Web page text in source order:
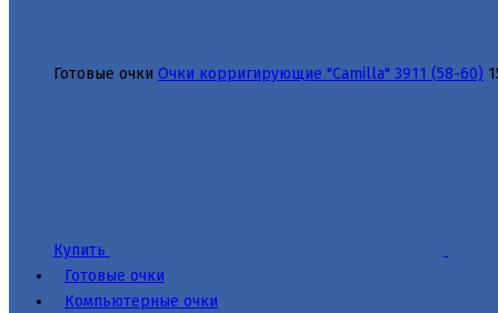
Готовые очки Очки корригирующие "Camilla" 3911 (58-60)
Купить
Готовые очки
Компьютерные очки